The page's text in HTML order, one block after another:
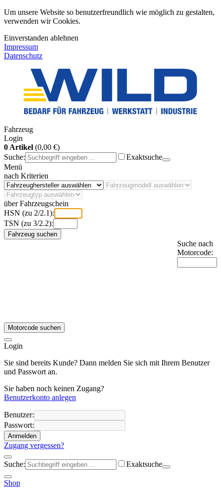
Um unsere Website so benutzerfreundlich wie möglich zu gestalten,
verwenden wir Cookies.
Einverstanden ablehnen
Impressum
Datenschutz
Fahrzeug
Login
0 Artikel (0,00 €)
Suche:
Exaktsuche
Menü
nach Kriterien
über Fahrzeugschein
HSN (zu 2/2.1):
TSN (zu 3/2.2):
Fahrzeug suchen
Suche nach
Motorcode:
Motorcode suchen
Login
Sie sind bereits Kunde? Dann melden Sie sich mit Ihrem Benutzer
und Passwort an.
Sie haben noch keinen Zugang?
Benutzerkonto anlegen
Benutzer:
Passwort:
Anmelden
Zugang vergessen?
Suche: Exaktsuche
Shop